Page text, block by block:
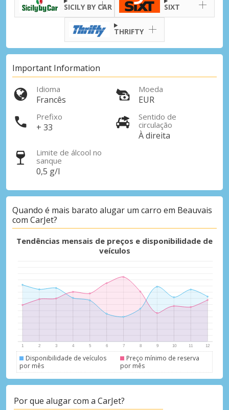
Aceda a ofertas exclusivas dos nossos
fornecedores
SICILY BY CAR SIXT
THRIFTY
Important Information
Idioma
Francês
Moeda
EUR
Prefixo
+ 33
Sentido de
circulação
À direita
Limite de álcool no
sanque
0,5 g/l
Quando é mais barato alugar um carro em Beauvais
com CarJet?
Tendências mensais de preços e disponibilidade de
veículos
Disponibilidade de veículos
por mês
Preço mínimo de reserva
por mês
Por que alugar com a CarJet?